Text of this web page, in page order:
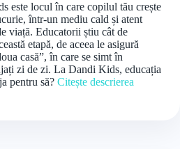
este locul în care copilul tău crește
într-un mediu cald și atent
viață. Educatorii știu cât de
etapă, de aceea le asigură
casă”, în care se simt în
zi de zi. La Dandi Kids, educația
pentru să? Citește descrierea